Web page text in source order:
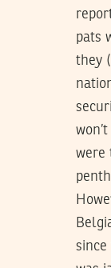
pats
they
were
since